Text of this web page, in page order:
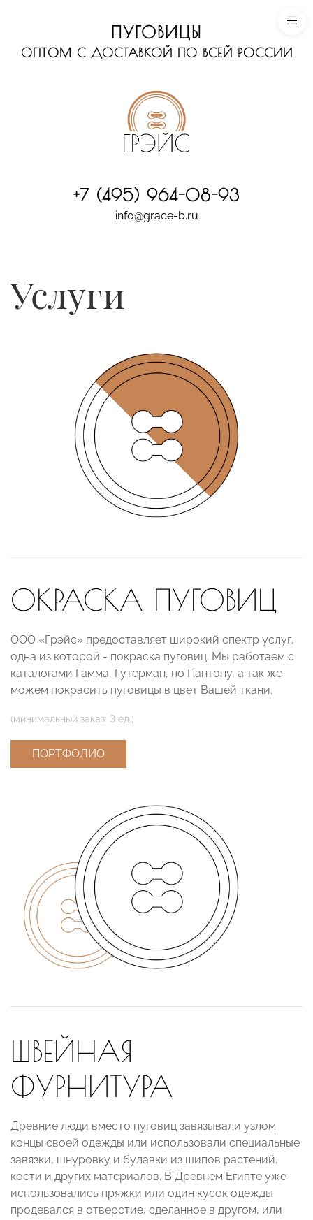
ПУГОВИЦЫ
ОПТОМ С ДОСТАВКОЙ ПО ВСЕЙ РОССИИ
+7 (495) 964-08-93
info@grace-b.ru
Услуги
ОКРАСКА ПУГОВИЦ
ООО «Грэйс» предоставляет широкий спектр услуг,
одна из которой - покраска пуговиц. Мы работаем с
каталогами Гамма, Гутерман, по Пантону, а так же
можем покрасить пуговицы в цвет Вашей ткани.
(минимальный заказ: 3 ед.)
ПОРТФОЛИО
ШВЕЙНАЯ
ФУРНИТУРА
Древние люди вместо пуговиц завязывали узлом
концы своей одежды или использовали специальные
завязки, шнуровку и булавки из шипов растений,
кости и других материалов. В Древнем Египте уже
использовались пряжки или один кусок одежды
продевался в отверстие, сделанное в другом, или